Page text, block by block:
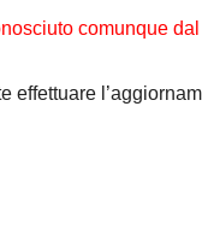
comunque
effettuare